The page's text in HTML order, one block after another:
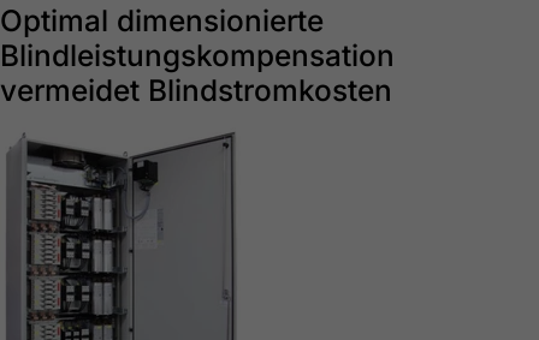
Optimal dimensionierte
Blindleistungskompensation
vermeidet Blindstromkosten